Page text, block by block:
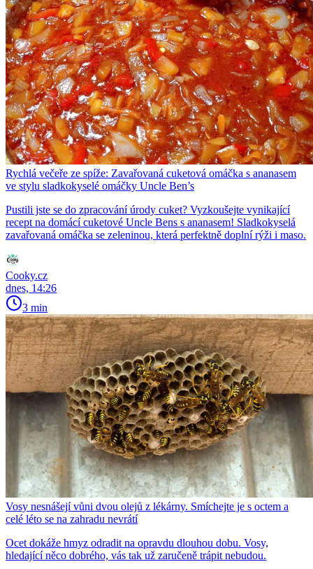
Rychlá večeře ze spíže: Zavařovaná cuketová omáčka s ananasem
ve stylu sladkokyselé omáčky Uncle Ben’s
Pustili jste se do zpracování úrody cuket? Vyzkoušejte vynikající
recept na domácí cuketové Uncle Bens s ananasem! Sladkokyselá
zavařovaná omáčka se zeleninou, která perfektně doplní rýži i maso.
Cooky.cz
dnes, 14:26
3 min
Vosy nesnášejí vůni dvou olejů z lékárny. Smíchejte je s octem a
celé léto se na zahradu nevrátí
Ocet dokáže hmyz odradit na opravdu dlouhou dobu. Vosy,
hledající něco dobrého, vás tak už zaručeně trápit nebudou.